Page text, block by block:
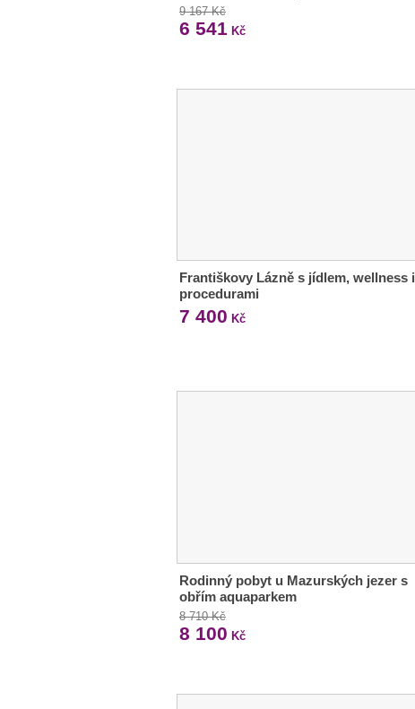
9 167 Kč
6 541 Kč
Františkovy Lázně s jídlem, wellness i
procedurami
7 400 Kč
Rodinný pobyt u Mazurských jezer s
obřím aquaparkem
8 710 Kč
8 100 Kč